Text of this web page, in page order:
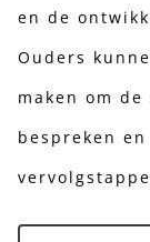
en de
Ouders
maken om
bespreken